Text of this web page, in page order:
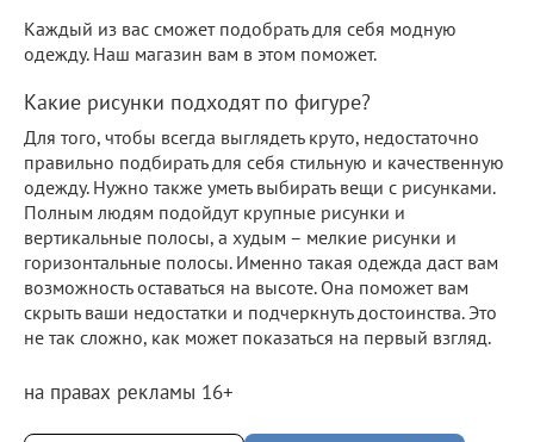
Каждый из вас сможет подобрать для себя модную
одежду. Наш магазин вам в этом поможет.
Какие рисунки подходят по фигуре?
Для того, чтобы всегда выглядеть круто, недостаточно
правильно подбирать для себя стильную и качественную
одежду. Нужно также уметь выбирать вещи с рисунками.
Полным людям подойдут крупные рисунки и
вертикальные полосы, а худым – мелкие рисунки и
горизонтальные полосы. Именно такая одежда даст вам
возможность оставаться на высоте. Она поможет вам
скрыть ваши недостатки и подчеркнуть достоинства. Это
не так сложно, как может показаться на первый взгляд.
на правах рекламы 16+